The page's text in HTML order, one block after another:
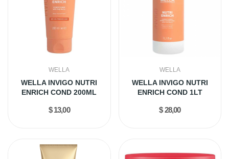
WELLA
WELLA INVIGO NUTRI
ENRICH COND 200ML
$ 13,00
WELLA
WELLA INVIGO NUTRI
ENRICH COND 1LT
$ 28,00